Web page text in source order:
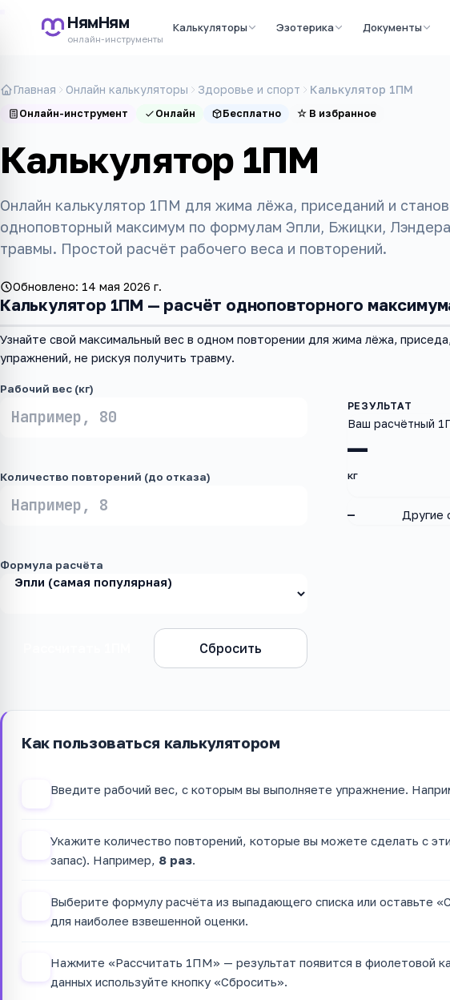
НямНям
онлайн-инструменты
Калькуляторы Эзотерика Документы
Главная Онлайн калькуляторы Здоровье и спорт Калькулятор 1ПМ
Онлайн-инструмент Онлайн Бесплатно ☆ В избранное
Калькулятор 1ПМ
Онлайн калькулятор 1ПМ для жима лёжа, приседаний и
одноповторный максимум по формулам Эпли, Бжицки,
травмы. Простой расчёт рабочего веса и повторений.
Обновлено: 14 мая 2026 г.
Калькулятор 1ПМ — расчёт одноповторного
Узнайте свой максимальный вес в одном повторении для жима лёжа,
упражнений, не рискуя получить травму.
Рабочий вес (кг)
Количество повторений (до отказа)
Формула расчёта
Сбросить
—
Ваш расчётный
кг
— Другие
Как пользоваться калькулятором
Введите рабочий вес, с которым вы выполняете упражнение.
Укажите количество повторений, которые вы можете сделать с
запас). Например, 8 раз.
Выберите формулу расчёта из выпадающего списка или оставьте
для наиболее взвешенной оценки.
Нажмите «Рассчитать 1ПМ» — результат появится в фиолетовой
данных используйте кнопку «Сбросить».